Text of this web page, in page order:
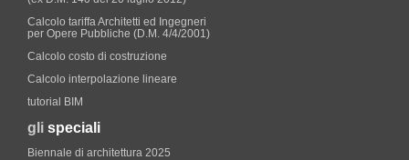
Calcolo tariffa Architetti ed Ingegneri
per Opere Pubbliche (D.M. 4/4/2001)
Calcolo costo di costruzione
Calcolo interpolazione lineare
tutorial BIM
gli speciali
Biennale di architettura 2025